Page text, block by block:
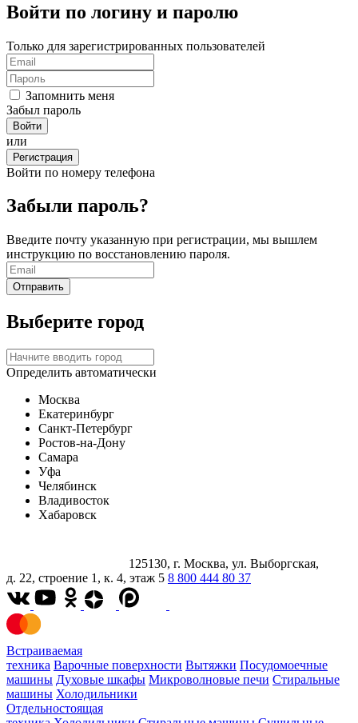
Войти по логину и паролю
Только для зарегистрированных пользователей
Запомнить меня
Забыл пароль
или
Регистрация
Войти по номеру телефона
Забыли пароль?
Введите почту указанную при регистрации, мы вышлем
инструкцию по восстановлению пароля.
Выберите город
Определить автоматически
Москва
Екатеринбург
Санкт-Петербург
Ростов-на-Дону
Самара
Уфа
Челябинск
Владивосток
Хабаровск
125130, г. Москва, ул. Выборгская,
д. 22, строение 1, к. 4, этаж 5 8 800 444 80 37
Встраиваемая
техника Варочные поверхности Вытяжки Посудомоечные
машины Духовые шкафы Микроволновые печи Стиральные
машины Холодильники
Отдельностоящая